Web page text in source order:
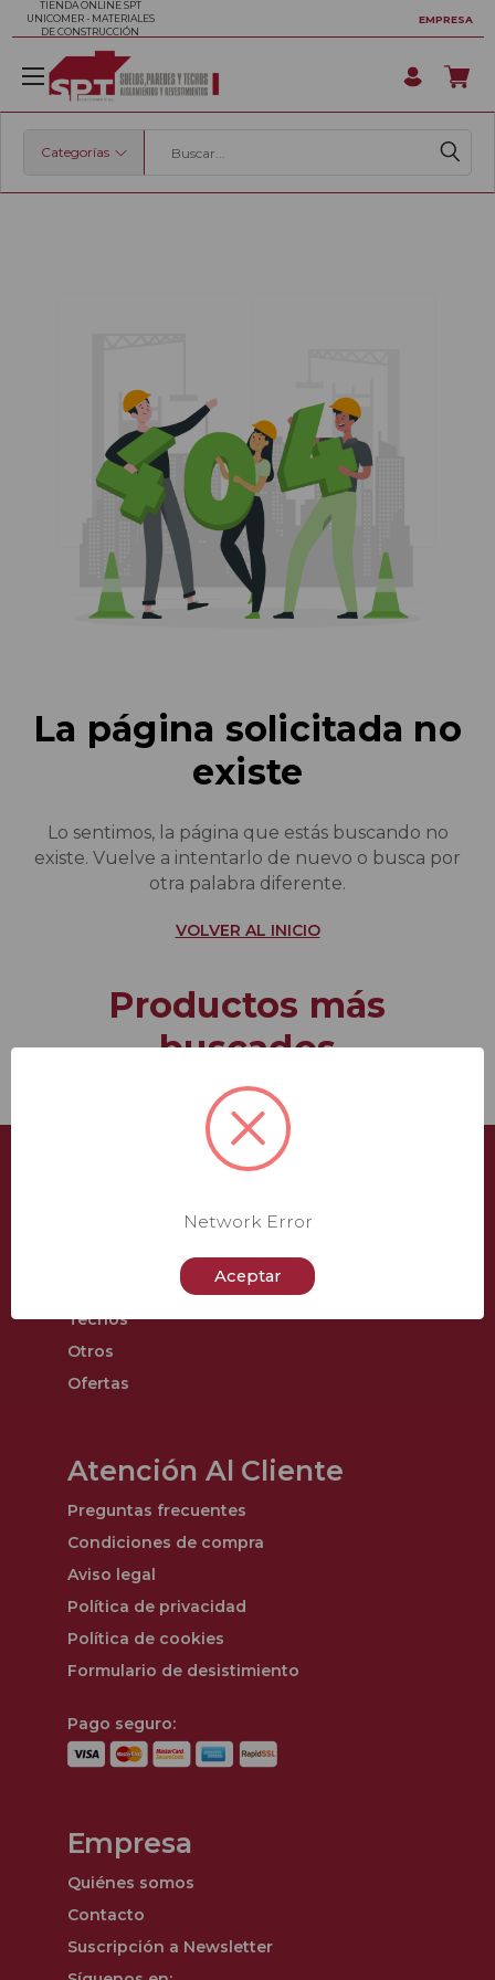
TIENDA ONLINE SPT
UNICOMER - MATERIALES
DE CONSTRUCCIÓN
EMPRESA
Buscar
Categorías
La página solicitada no
existe
Lo sentimos, la página que estás buscando no
existe. Vuelve a intentarlo de nuevo o busca por
otra palabra diferente.
VOLVER AL INICIO
Productos más
buscados
Catálogo
Techos
Otros
Ofertas
Atención Al Cliente
Preguntas frecuentes
Condiciones de compra
Aviso legal
Política de privacidad
Política de cookies
Formulario de desistimiento
Pago seguro:
Empresa
Quiénes somos
Contacto
Suscripción a Newsletter
Network Error
Aceptar